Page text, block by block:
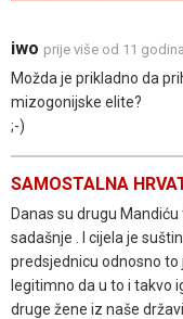
iwo prije više od 11 godina
Možda je prikladno da
mizogonijske elite?
;-)
SAMOSTALNA
Danas su drugu
sadašnje . I cijela je
predsjednicu odnosno to
legitimno da u to i takvo
druge žene iz naše